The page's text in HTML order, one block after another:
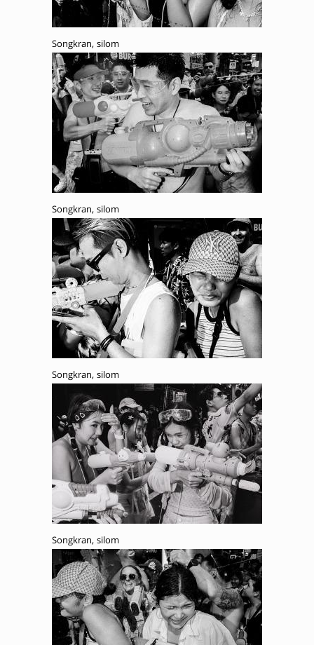
Songkran, silom
Songkran, silom
Songkran, silom
Songkran, silom